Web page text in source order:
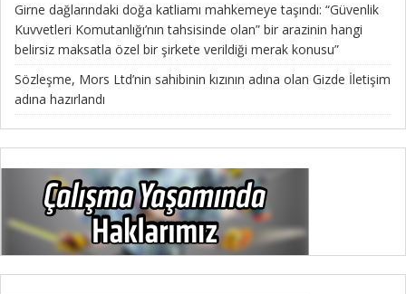
Girne dağlarındaki doğa katliamı mahkemeye taşındı: “Güvenlik
Kuvvetleri Komutanlığı’nın tahsisinde olan” bir arazinin hangi
belirsiz maksatla özel bir şirkete verildiği merak konusu”
Sözleşme, Mors Ltd’nin sahibinin kızının adına olan Gizde İletişim
adına hazırlandı